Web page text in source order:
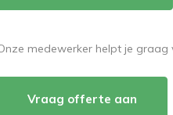
medewerker helpt je graag
Vraag offerte aan